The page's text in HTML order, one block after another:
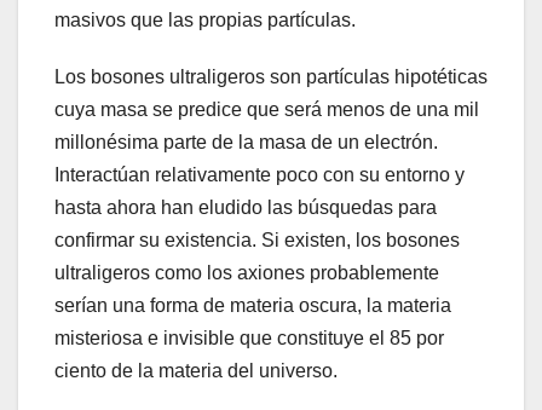
masivos que las propias partículas.
Los bosones ultraligeros son partículas hipotéticas
cuya masa se predice que será menos de una mil
millonésima parte de la masa de un electrón.
Interactúan relativamente poco con su entorno y
hasta ahora han eludido las búsquedas para
confirmar su existencia. Si existen, los bosones
ultraligeros como los axiones probablemente
serían una forma de materia oscura, la materia
misteriosa e invisible que constituye el 85 por
ciento de la materia del universo.